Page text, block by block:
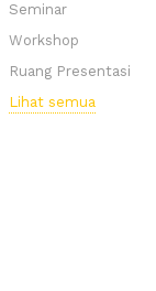
Seminar
Workshop
Ruang Presentasi
Lihat semua